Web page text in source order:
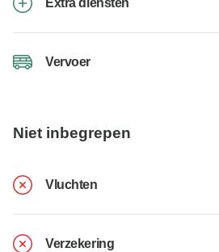
Extra diensten
Vervoer
Niet inbegrepen
Vluchten
Verzekering